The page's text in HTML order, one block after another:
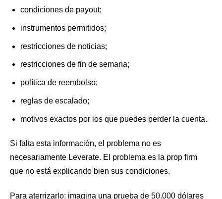
condiciones de payout;
instrumentos permitidos;
restricciones de noticias;
restricciones de fin de semana;
política de reembolso;
reglas de escalado;
motivos exactos por los que puedes perder la cuenta.
Si falta esta información, el problema no es
necesariamente Leverate. El problema es la prop firm
que no está explicando bien sus condiciones.
Para aterrizarlo: imagina una prueba de 50.000 dólares